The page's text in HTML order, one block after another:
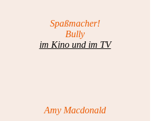
Spaßmacher!
Bully
im Kino und im TV
Amy Macdonald